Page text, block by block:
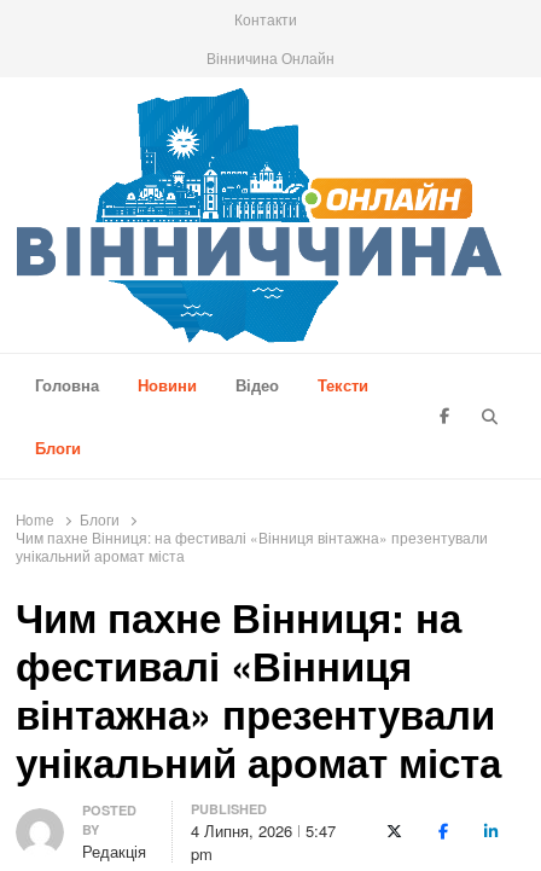
Контакти
Вінничина Онлайн
Головна
Новини Відео Тексти
Блоги
Home
Блоги
Чим пахне Вінниця: на фестивалі «Вінниця вінтажна» презентували
унікальний аромат міста
Чим пахне Вінниця: на
фестивалі «Вінниця
вінтажна» презентували
унікальний аромат міста
Author
POSTED
BY
Редакція
PUBLISHED
4 Липня, 2026 5:47
pm
X (Twitter)Facebook